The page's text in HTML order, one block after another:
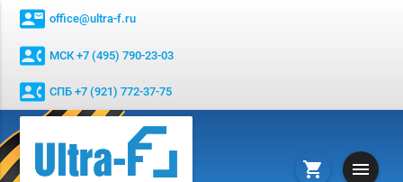
contact_mail office@ultra-f.ru
contact_phone МСК +7 (495) 790-23-03
contact_phone СПБ +7 (921) 772-37-75
shopping_cart menu